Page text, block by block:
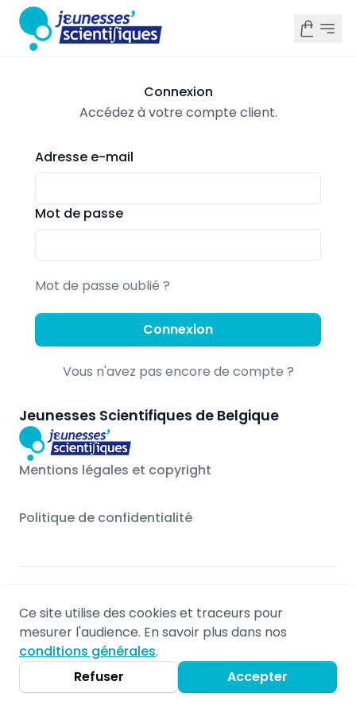
Connexion
Accédez à votre compte client.
Adresse e-mail
Mot de passe
Mot de passe oublié ?
Connexion
Vous n'avez pas encore de compte ?
Jeunesses Scientifiques de Belgique
Mentions légales et copyright
Politique de confidentialité
Mentions légales
Non-responsabilité
Politique de confidentialité
Ce site utilise des cookies et traceurs pour
mesurer l'audience. En savoir plus dans nos
conditions générales.
Refuser
Accepter